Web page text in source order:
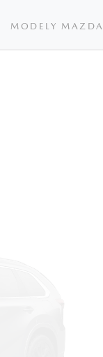
MODELY MAZDA